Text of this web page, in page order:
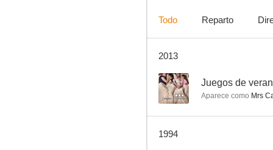
--
Todo Reparto
2013
-- Juegos de
Aparece como Mrs
1994